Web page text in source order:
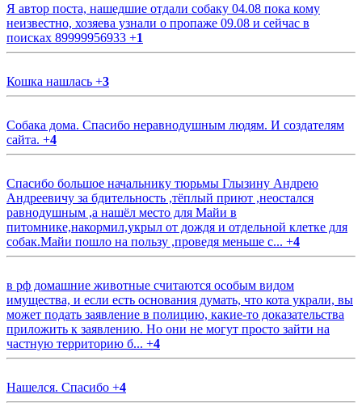
Я автор поста, нашедшие отдали собаку 04.08 пока кому
неизвестно, хозяева узнали о пропаже 09.08 и сейчас в
поисках 89999956933 +1
Кошка нашлась +3
Собака дома. Спасибо неравнодушным людям. И создателям
сайта. +4
Спасибо большое начальнику тюрьмы Глызину Андрею
Андреевичу за бдительность ,тёплый приют ,неостался
равнодушным ,а нашёл место для Майи в
питомнике,накормил,укрыл от дождя и отдельной клетке для
собак.Майи пошло на пользу ,проведя меньше с... +4
в рф домашние животные считаются особым видом
имущества, и если есть основания думать, что кота украли, вы
может подать заявление в полицию, какие-то доказательства
приложить к заявлению. Но они не могут просто зайти на
частную территорию б... +4
Нашелся. Спасибо +4